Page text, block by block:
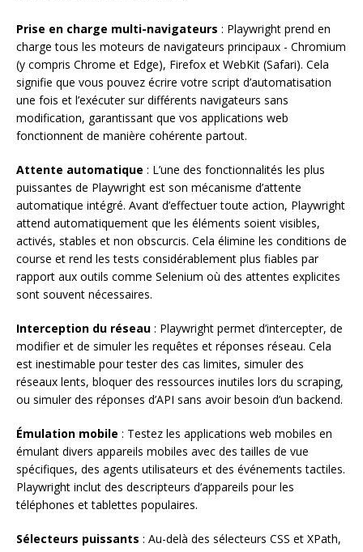
Prise en charge multi-navigateurs : Playwright prend en
charge tous les moteurs de navigateurs principaux - Chromium
(y compris Chrome et Edge), Firefox et WebKit (Safari). Cela
signifie que vous pouvez écrire votre script d’automatisation
une fois et l’exécuter sur différents navigateurs sans
modification, garantissant que vos applications web
fonctionnent de manière cohérente partout.
Attente automatique : L’une des fonctionnalités les plus
puissantes de Playwright est son mécanisme d’attente
automatique intégré. Avant d’effectuer toute action, Playwright
attend automatiquement que les éléments soient visibles,
activés, stables et non obscurcis. Cela élimine les conditions de
course et rend les tests considérablement plus fiables par
rapport aux outils comme Selenium où des attentes explicites
sont souvent nécessaires.
Interception du réseau : Playwright permet d’intercepter, de
modifier et de simuler les requêtes et réponses réseau. Cela
est inestimable pour tester des cas limites, simuler des
réseaux lents, bloquer des ressources inutiles lors du scraping,
ou simuler des réponses d’API sans avoir besoin d’un backend.
Émulation mobile : Testez les applications web mobiles en
émulant divers appareils mobiles avec des tailles de vue
spécifiques, des agents utilisateurs et des événements tactiles.
Playwright inclut des descripteurs d’appareils pour les
téléphones et tablettes populaires.
Sélecteurs puissants : Au-delà des sélecteurs CSS et XPath,